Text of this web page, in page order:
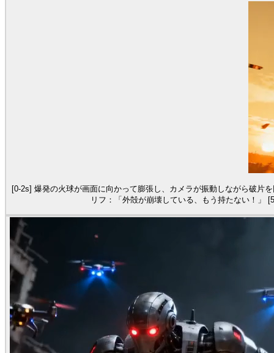
[0-2s] 爆発の火球が画面に向かって膨張し、カメラが振動しながら破片
リフ：「外殻が崩壊している、もう持たない！」